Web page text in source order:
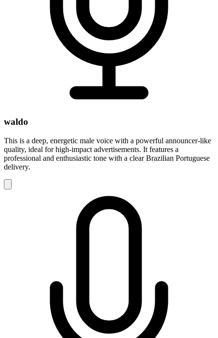
waldo
This is a deep, energetic male voice with a powerful announcer-like
quality, ideal for high-impact advertisements. It features a
professional and enthusiastic tone with a clear Brazilian Portuguese
delivery.